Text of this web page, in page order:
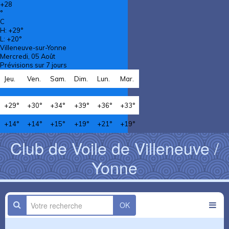
+28
°
C
H: +29°
L: +20°
Villeneuve-sur-Yonne
Mercredi, 05 Août
Prévisions sur 7 jours
Jeu.
Ven. Sam. Dim. Lun. Mar.
+29° +30° +34° +39° +36° +33°
+14° +14° +15° +19° +21° +19°
Club de Voile de Villeneuve /
Yonne
OK